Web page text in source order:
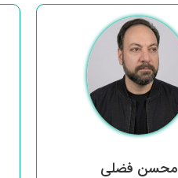
محسن فضلی